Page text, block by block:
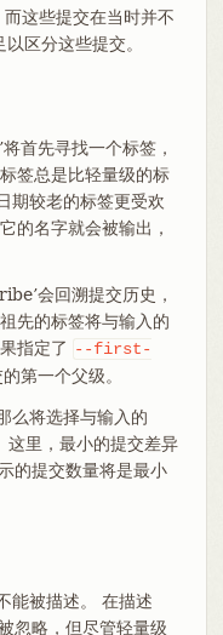
这些提交在当时并不
区分这些提交。
首先寻找一个标签，
签总是比轻量级的标
期较老的标签更受欢
的名字就会被输出，
会回溯提交历史，
先的标签将与输入的
指定了 --first-
第一个父级。
么将选择与输入的
里，最小的提交差异
提交数量将是最小
能被描述。 在描述
忽略，但尽管轻量级